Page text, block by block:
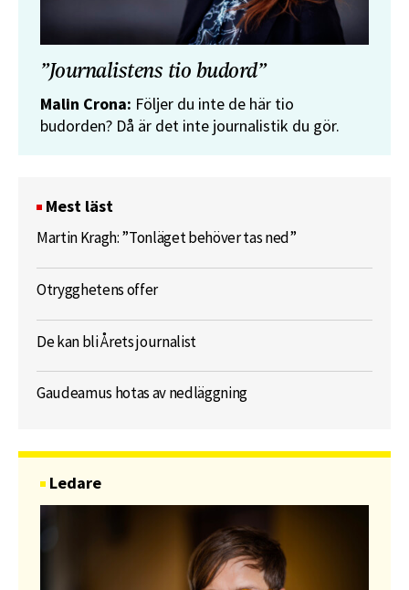
”Journalistens tio budord”
Malin Crona: Följer du inte de här tio
budorden? Då är det inte journalistik du gör.
Mest läst
Martin Kragh: ”Tonläget behöver tas ned”
Otrygghetens offer
De kan bli Årets journalist
Gaudeamus hotas av nedläggning
Ledare